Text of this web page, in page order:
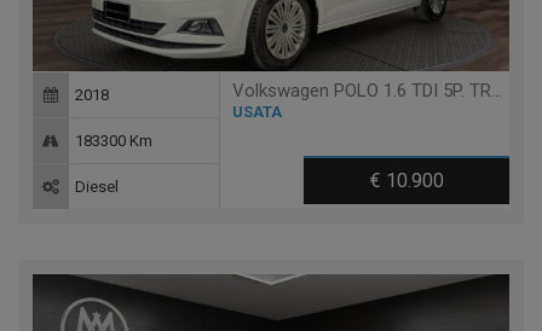
Volkswagen POLO 1.6 TDI 5P. TRENDLINE BLUEMOTION TECHNOLOGY
USATA
€ 10.900
2018
183300 Km
Diesel